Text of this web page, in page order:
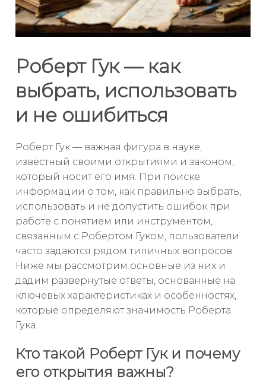
Роберт Гук — как
выбрать, использовать
и не ошибиться
Роберт Гук — важная фигура в науке,
известный своими открытиями и законом,
который носит его имя. При поиске
информации о том, как правильно выбрать,
использовать и не допустить ошибок при
работе с понятием или инструментом,
связанным с Робертом Гуком, пользователи
часто задаются рядом типичных вопросов.
Ниже мы рассмотрим основные из них и
дадим развернутые ответы, основанные на
ключевых характеристиках и особенностях,
которые определяют значимость Роберта
Гука.
Кто такой Роберт Гук и почему
его открытия важны?